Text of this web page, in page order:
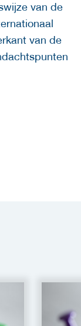
van de
van de